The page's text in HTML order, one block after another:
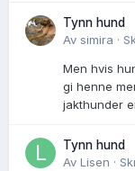
Tynn hund
Av simira ·
Men hvis
gi henne
jakthunder
Tynn hund
Av Lisen ·